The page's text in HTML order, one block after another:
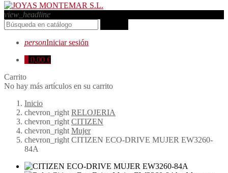
view_headline
personIniciar sesión
0,00 €
Carrito
No hay más artículos en su carrito
Inicio
chevron_right RELOJERIA
chevron_right CITIZEN
chevron_right Mujer
chevron_right CITIZEN ECO-DRIVE MUJER EW3260-
84A